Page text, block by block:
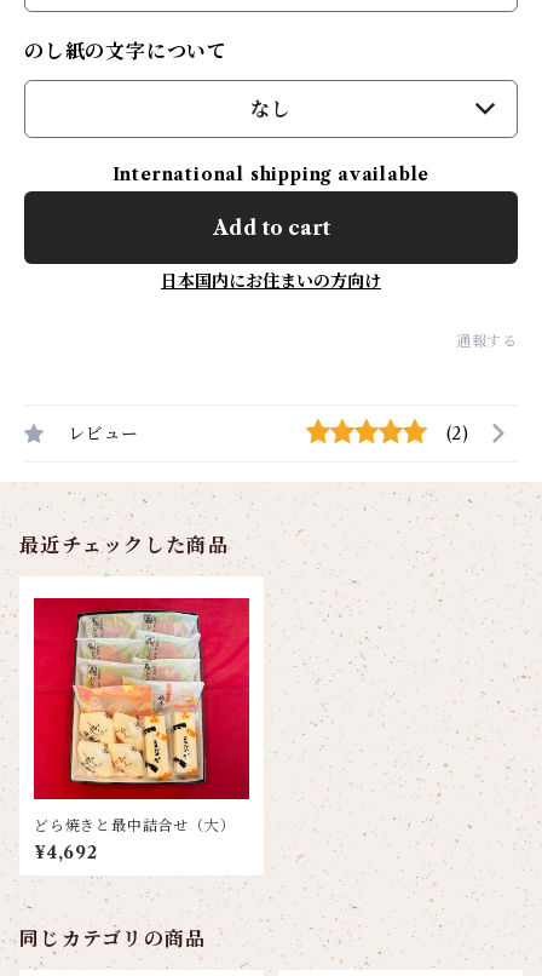
のし紙の文字について
なし
International shipping available
Add to cart
日本国内にお住まいの方向け
通報する
レビュー (2)
最近チェックした商品
どら焼きと最中詰合せ（大）
¥4,692
同じカテゴリの商品